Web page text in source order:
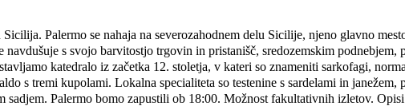
Palermo se nahaja na severozahodnem delu Sicilije, njeno glavno
navdušuje s svojo barvitostjo trgovin in pristanišč, sredozemskim
katedralo iz začetka 12. stoletja, v kateri so znameniti sarkofagi,
s tremi kupolami. Lokalna specialiteta so testenine s sardelami in
Palermo bomo zapustili ob 18:00. Možnost fakultativnih izletov.